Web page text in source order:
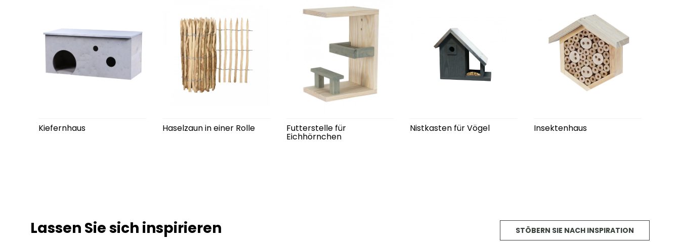
Kiefernhaus Haselzaun in einer Rolle Futterstelle für
Eichhörnchen
Nistkasten für Vögel Insektenhaus
Lassen Sie sich inspirieren STÖBERN SIE NACH INSPIRATION